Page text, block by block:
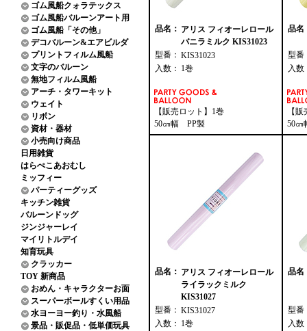
ゴム風船クォラテックス
ゴム風船バルーンアート用
ゴム風船「その他」
デコバルーン&エアビルダ
プリントフィルム風船
文字のバルーン
無地フィルム風船
アーチ・タワーキット
ウェイト
リボン
資材・器材
小売向け商品
日用雑貨
はらぺこあおむし
ミッフィー
パーティーグッズ
キッチン雑貨
バルーンドッグ
ジンジャーレイ
マイリトルデイ
知育玩具
クラッカー
TOY 新商品
おめん・キャラクターお面
スーパーボールすくい用品
水ヨーヨー釣り・水風船
景品・販促品・低単価玩具
品名： アリス フィオーレロール
バニラミルク KIS31023
型番： KIS31023
入数： 1巻
【販売ロット】1巻
50㎝幅 PP製
品名
型番
入数
【
50
品名： アリス フィオーレロール
ライラックミルク
KIS31027
型番： KIS31027
入数： 1巻
品名
型番
入数